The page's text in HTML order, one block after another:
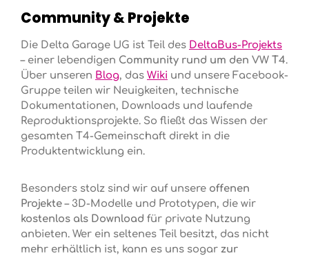
Community & Projekte
Die Delta Garage UG ist Teil des DeltaBus-Projekts
– einer lebendigen Community rund um den VW T4.
Über unseren Blog, das Wiki und unsere Facebook-
Gruppe teilen wir Neuigkeiten, technische
Dokumentationen, Downloads und laufende
Reproduktionsprojekte. So fließt das Wissen der
gesamten T4-Gemeinschaft direkt in die
Produktentwicklung ein.
Besonders stolz sind wir auf unsere offenen
Projekte– 3D-Modelle und Prototypen, die wir
kostenlos als Download für private Nutzung
anbieten. Wer ein seltenes Teil besitzt, das nicht
mehr erhältlich ist, kann es uns sogar zur